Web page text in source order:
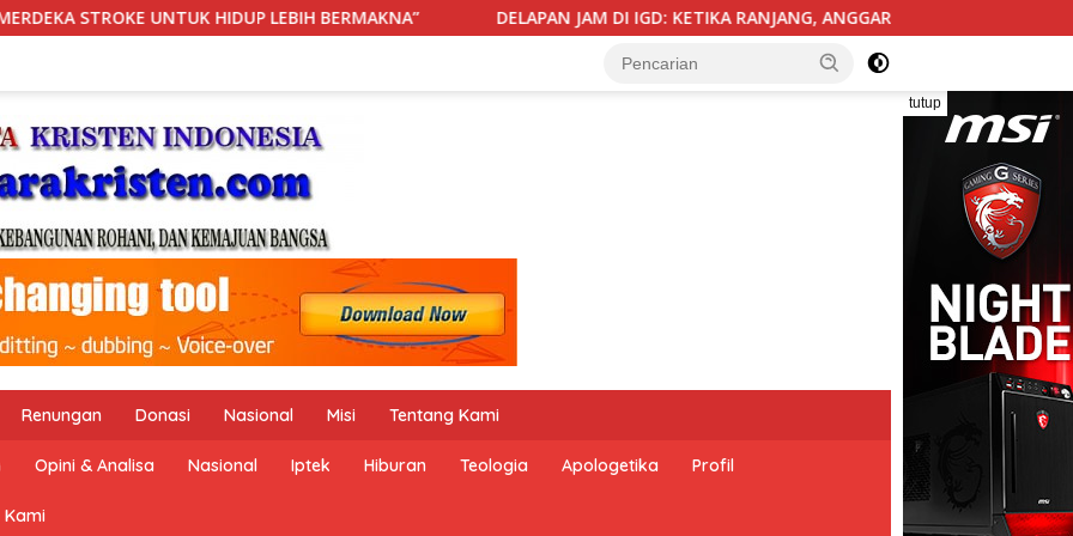
BERMAKNA” DELAPAN JAM DI IGD: KETIKA RANJANG, ANGGARAN, BIROKRASI, DAN EMPATI SAMA-SAMA MENIPIS
tutup
Renungan Donasi Nasional Misi Tentang Kami
Opini & Analisa Nasional Iptek Hiburan Teologia Apologetika Profil
Kami